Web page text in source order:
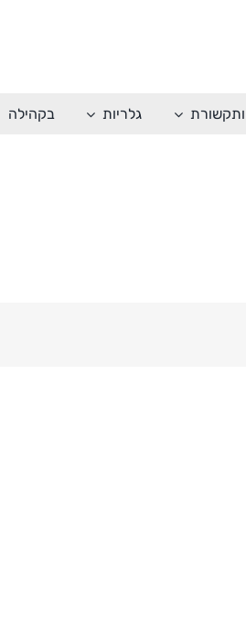
גלריות בקהילה